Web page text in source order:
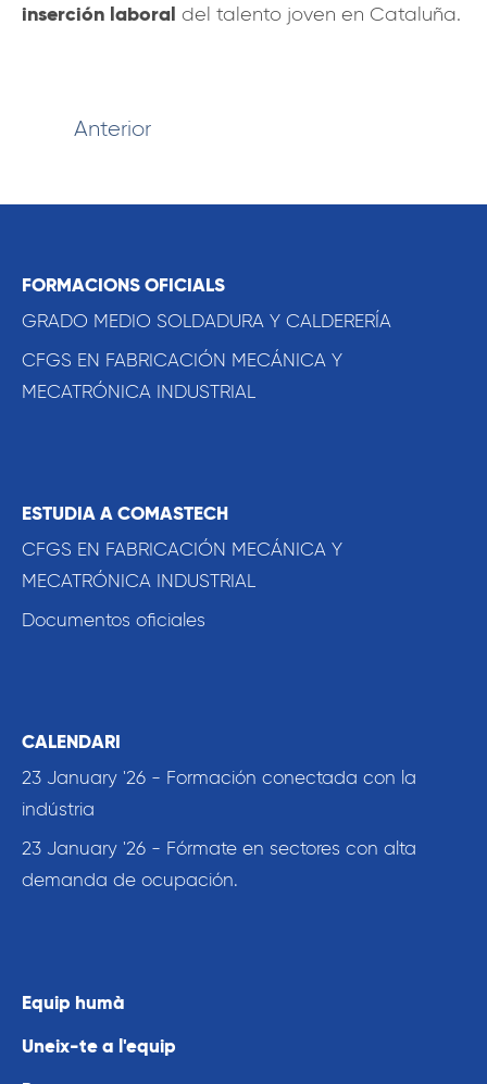
inserción laboral del talento joven en Cataluña.
Anterior
FORMACIONS OFICIALS
GRADO MEDIO SOLDADURA Y CALDERERÍA
CFGS EN FABRICACIÓN MECÁNICA Y
MECATRÓNICA INDUSTRIAL
ESTUDIA A COMASTECH
CFGS EN FABRICACIÓN MECÁNICA Y
MECATRÓNICA INDUSTRIAL
Documentos oficiales
CALENDARI
23 January '26 - Formación conectada con la
indústria
23 January '26 - Fórmate en sectores con alta
demanda de ocupación.
Equip humà
Uneix-te a l'equip